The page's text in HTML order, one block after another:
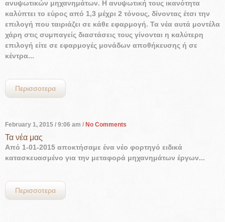
ανυψωτικών μηχανημάτων. Η ανυψωτική τους ικανότητα
καλύπτει το εύρος από 1,3 μέχρι 2 τόνους, δίνοντας έτσι την
επιλογή που ταιριάζει σε κάθε εφαρμογή. Τα νέα αυτά μοντέλα
χάρη στις συμπαγείς διαστάσεις τους γίνονται η καλύτερη
επιλογή είτε σε εφαρμογές μονάδων αποθήκευσης ή σε
κέντρα...
Περισσοτερα
February 1, 2015 / 9:06 am / No Comments
Τα νέα μας
Από 1-01-2015 αποκτήσαμε ένα νέο φορτηγό ειδικά
κατασκευασμένο για την μεταφορά μηχανημάτων έργων...
Περισσοτερα